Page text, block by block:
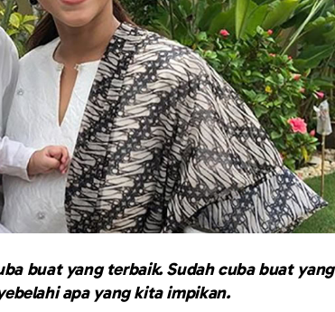
buat yang terbaik. Sudah cuba buat yang
apa yang kita impikan.